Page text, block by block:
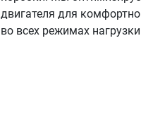
двигателя для
во всех режимах